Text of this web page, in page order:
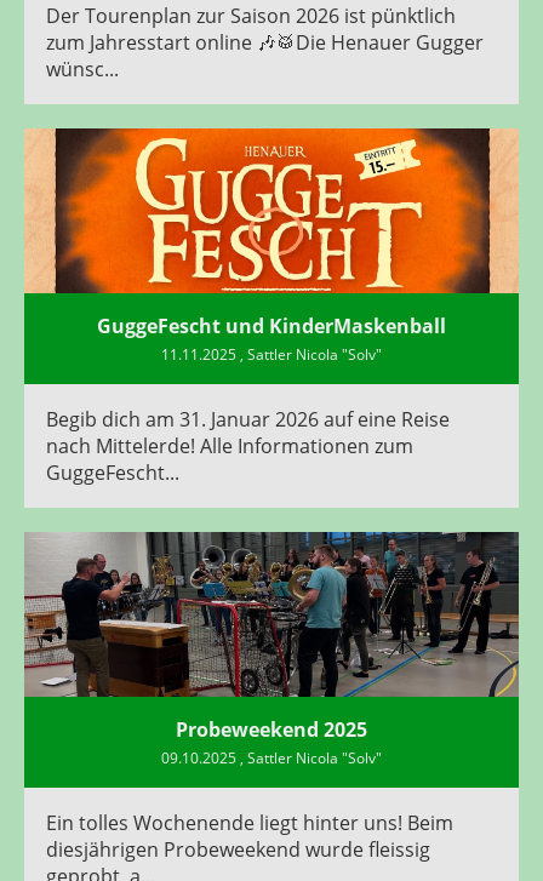
Der Tourenplan zur Saison 2026 ist pünktlich
zum Jahresstart online 🎶🥁Die Henauer Gugger
wünsc...
GuggeFescht und KinderMaskenball
11.11.2025, Sattler Nicola "Solv"
Begib dich am 31. Januar 2026 auf eine Reise
nach Mittelerde! Alle Informationen zum
GuggeFescht...
Probeweekend 2025
09.10.2025, Sattler Nicola "Solv"
Ein tolles Wochenende liegt hinter uns! Beim
diesjährigen Probeweekend wurde fleissig